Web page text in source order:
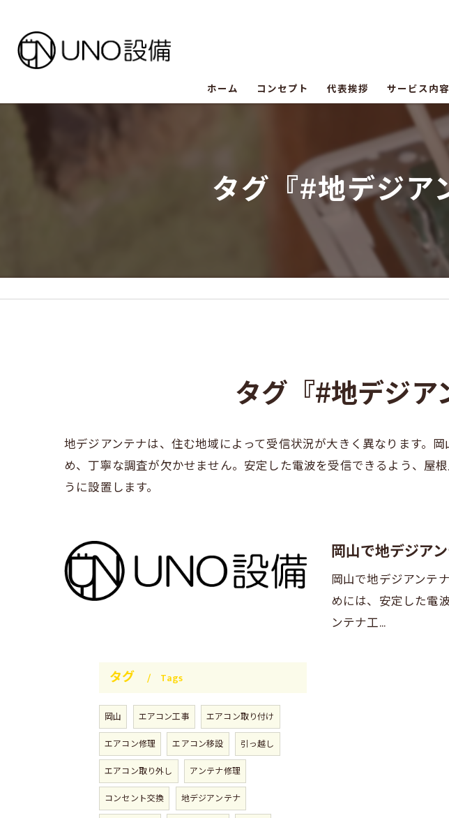
ホーム コンセプト
UNO設備の評判
UNO設備のお客様の声
代表挨拶 サービス内容
タグ『#地デジア
タグ『#地デジ
地デジアンテナは、住む地域によって受信状況が大きく異なります。
め、丁寧な調査が欠かせません。安定した電波を受信できるよう、屋
うに設置します。
岡山で地デジア
岡山で地デジアンテ
めには、安定した電
ンテナ工…
タグ Tags
岡山 エアコン工事
エアコン取り付け
エアコン修理
エアコン移設
引っ越し
エアコン取り外し
アンテナ修理
コンセント交換
地デジアンテナ